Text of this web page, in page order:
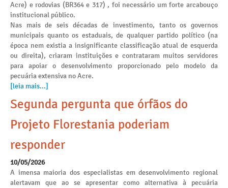
Acre) e rodovias (BR364 e 317) , foi necessário um forte arcabouço
institucional público.
Nas mais de seis décadas de investimento, tanto os governos
municipais quanto os estaduais, de qualquer partido político (na
época nem existia a insignificante classificação atual de esquerda
ou direita), criaram instituições e contrataram muitos servidores
para apoiar o desenvolvimento proporcionado pelo modelo da
pecuária extensiva no Acre.
[leia mais...]
Segunda pergunta que órfãos do
Projeto Florestania poderiam
responder
10/05/2026
A imensa maioria dos especialistas em desenvolvimento regional
alertavam que ao se apresentar como alternativa à pecuária